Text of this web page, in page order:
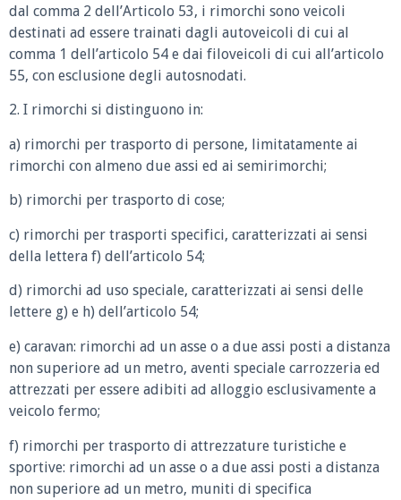
dal comma 2 dell’Articolo 53, i rimorchi sono veicoli
destinati ad essere trainati dagli autoveicoli di cui al
comma 1 dell’articolo 54 e dai filoveicoli di cui all’articolo
55, con esclusione degli autosnodati.
2. I rimorchi si distinguono in:
a) rimorchi per trasporto di persone, limitatamente ai
rimorchi con almeno due assi ed ai semirimorchi;
b) rimorchi per trasporto di cose;
c) rimorchi per trasporti specifici, caratterizzati ai sensi
della lettera f) dell’articolo 54;
d) rimorchi ad uso speciale, caratterizzati ai sensi delle
lettere g) e h) dell’articolo 54;
e) caravan: rimorchi ad un asse o a due assi posti a distanza
non superiore ad un metro, aventi speciale carrozzeria ed
attrezzati per essere adibiti ad alloggio esclusivamente a
veicolo fermo;
f) rimorchi per trasporto di attrezzature turistiche e
sportive: rimorchi ad un asse o a due assi posti a distanza
non superiore ad un metro, muniti di specifica